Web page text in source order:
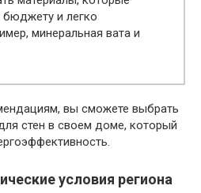
бюджету и легко
минеральная вата и
вы сможете выбрать
стен в своем доме, который
условия региона